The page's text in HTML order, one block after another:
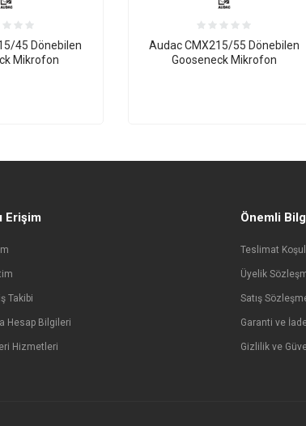
45 Dönebilen
Mikrofon
Audac CMX215/55 Dönebilen
Gooseneck Mikrofon
Erişim
Takibi
Hesap Bilgileri
Hizmetleri
Önemli
Teslimat
Üyelik
Satış
Garanti ve
Gizlilik ve